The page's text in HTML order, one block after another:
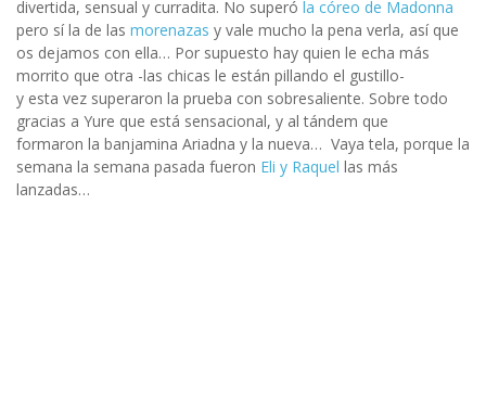
divertida, sensual y curradita. No superó la córeo de Madonna
pero sí la de las morenazas y vale mucho la pena verla, así que
os dejamos con ella… Por supuesto hay quien le echa más
morrito que otra -las chicas le están pillando el gustillo-
y esta vez superaron la prueba con sobresaliente. Sobre todo
gracias a Yure que está sensacional, y al tándem que
formaron la banjamina Ariadna y la nueva… Vaya tela, porque la
semana la semana pasada fueron Eli y Raquel las más
lanzadas…